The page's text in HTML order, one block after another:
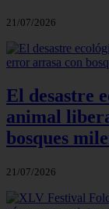
21/07/2026
El desastre
animal
bosques
21/07/2026